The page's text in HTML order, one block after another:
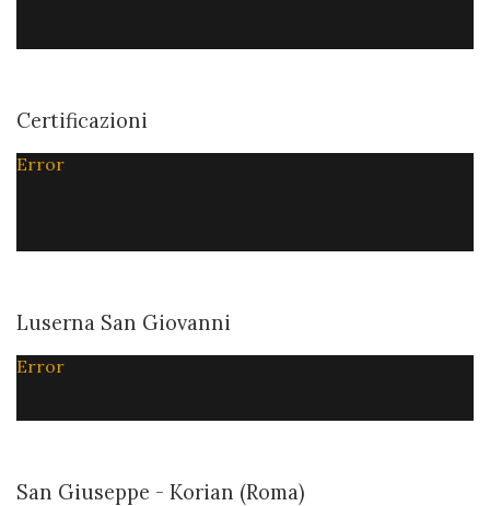
Certificazioni
Error
Luserna San Giovanni
Error
San Giuseppe - Korian (Roma)